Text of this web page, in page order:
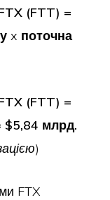
(FTT) =
x поточна
(FTT) =
$5,84 млрд.
)
FTX